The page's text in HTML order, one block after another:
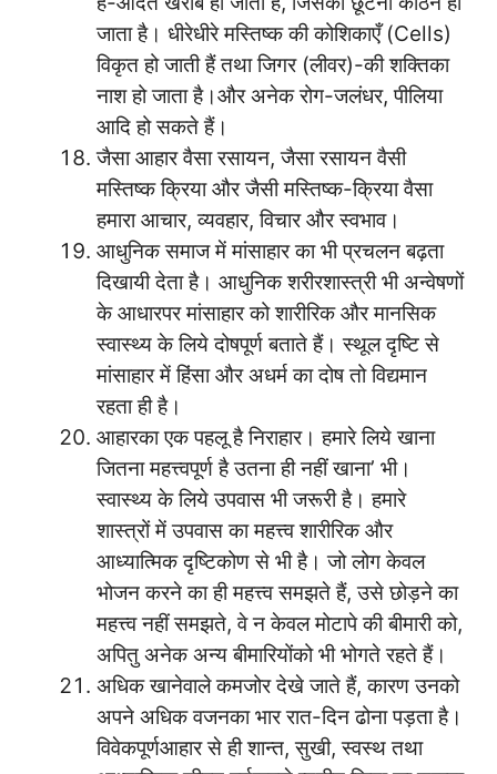
जाता है। धीरेधीरे मस्तिष्क की कोशिकाएँ (Cells)
विकृत हो जाती हैं तथा जिगर (लीवर)-की शक्तिका
नाश हो जाता है।और अनेक रोग-जलंधर, पीलिया
आदि हो सकते हैं।
जैसा आहार वैसा रसायन, जैसा रसायन वैसी
मस्तिष्क क्रिया और जैसी मस्तिष्क-क्रिया वैसा
हमारा आचार, व्यवहार, विचार और स्वभाव।
आधुनिक समाज में मांसाहार का भी प्रचलन बढ़ता
दिखायी देता है। आधुनिक शरीरशास्त्री भी अन्वेषणों
के आधारपर मांसाहार को शारीरिक और मानसिक
स्वास्थ्य के लिये दोषपूर्ण बताते हैं। स्थूल दृष्टि से
मांसाहार में हिंसा और अधर्म का दोष तो विद्यमान
रहता ही है।
आहारका एक पहलू है निराहार। हमारे लिये खाना
जितना महत्त्वपूर्ण है उतना ही नहीं खाना’ भी।
स्वास्थ्य के लिये उपवास भी जरूरी है। हमारे
शास्त्रों में उपवास का महत्त्व शारीरिक और
आध्यात्मिक दृष्टिकोण से भी है। जो लोग केवल
भोजन करने का ही महत्त्व समझते हैं, उसे छोड़ने का
महत्त्व नहीं समझते, वे न केवल मोटापे की बीमारी को,
अपितु अनेक अन्य बीमारियोंको भी भोगते रहते हैं।
अधिक खानेवाले कमजोर देखे जाते हैं, कारण उनको
अपने अधिक वजनका भार रात-दिन ढोना पड़ता है।
विवेकपूर्णआहार से ही शान्त, सुखी, स्वस्थ तथा